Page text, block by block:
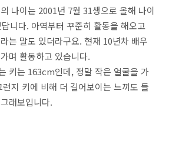
나이는 2001년 7월 31생으로 올해 나이
니다. 아역부터 꾸준히 활동을 해오고
는 말도 있더라구요. 현재 10년차 배우
며 활동하고 있습니다.
키는 163cm인데, 정말 작은 얼굴을 가
지 키에 비해 더 길어보이는 느끼도 들
래보입니다.